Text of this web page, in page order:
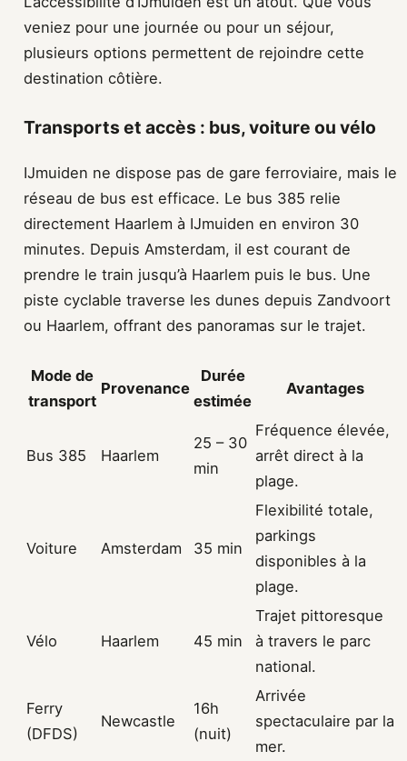
veniez pour une journée ou pour un séjour,
plusieurs options permettent de rejoindre cette
destination côtière.
Transports et accès : bus, voiture ou vélo
IJmuiden ne dispose pas de gare ferroviaire, mais le
réseau de bus est efficace. Le bus 385 relie
directement Haarlem à IJmuiden en environ 30
minutes. Depuis Amsterdam, il est courant de
prendre le train jusqu’à Haarlem puis le bus. Une
piste cyclable traverse les dunes depuis Zandvoort
ou Haarlem, offrant des panoramas sur le trajet.
Mode de
transport
Provenance
Durée
estimée
Avantages
Bus 385 Haarlem
25 – 30
min
Fréquence élevée,
arrêt direct à la
plage.
Voiture Amsterdam 35 min
Flexibilité totale,
parkings
disponibles à la
plage.
Vélo Haarlem 45 min
Trajet pittoresque
à travers le parc
national.
Ferry
(DFDS)
Newcastle
16h
(nuit)
Arrivée
spectaculaire par la
mer.